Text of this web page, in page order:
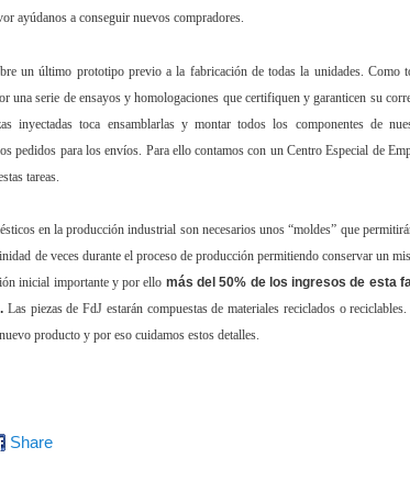
ayúdanos a conseguir nuevos compradores.
un último prototipo previo a la fabricación de todas la unidades. Como
una serie de ensayos y homologaciones que certifiquen y garanticen su
inyectadas toca ensamblarlas y montar todos los componentes de
pedidos para los envíos. Para ello contamos con un Centro Especial de
tareas.
en la producción industrial son necesarios unos “moldes” que
de veces durante el proceso de producción permitiendo conservar un
inicial importante y por ello más del 50% de los ingresos de esta
Las piezas de FdJ estarán compuestas de materiales reciclados o
producto y por eso cuidamos estos detalles.
Share